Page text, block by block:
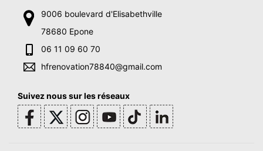
9006 boulevard d'Elisabethville
78680 Epone
06 11 09 60 70
hfrenovation78840@gmail.com
Suivez nous sur les réseaux